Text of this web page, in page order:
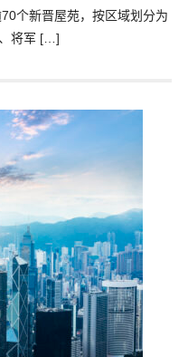
个新晋屋苑，按区域划分为
将军 […]